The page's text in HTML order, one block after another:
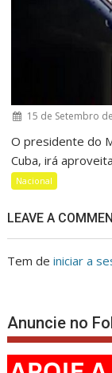
15 de Setembro
O presidente do
Cuba, irá
Nacional
LEAVE A
Tem deiniciar a
Anuncie no